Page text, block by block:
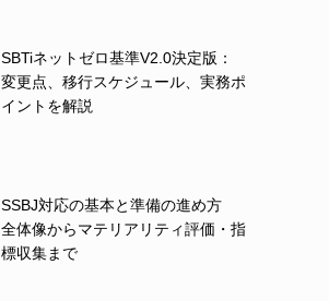
SBTiネットゼロ基準V2.0決定版：
変更点、移行スケジュール、実務ポ
イントを解説
SSBJ対応の基本と準備の進め方
全体像からマテリアリティ評価・指
標収集まで